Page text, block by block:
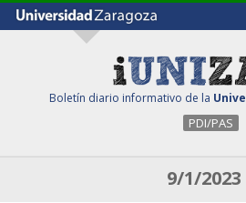
Boletín diario informativo de la
PDI/PAS
9/1/2023